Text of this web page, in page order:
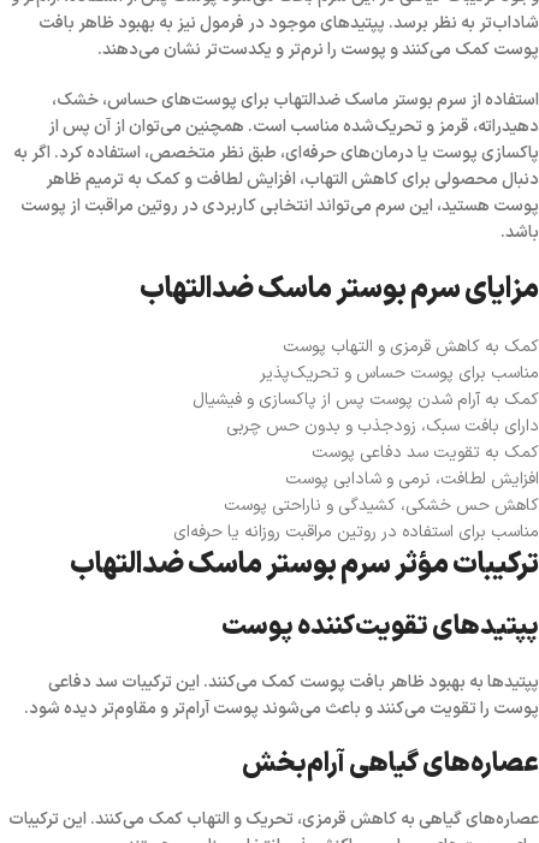
شاداب‌تر به نظر برسد. پپتیدهای موجود در فرمول نیز به بهبود ظاهر بافت
پوست کمک می‌کنند و پوست را نرم‌تر و یکدست‌تر نشان می‌دهند.
استفاده از سرم بوستر ماسک ضدالتهاب برای پوست‌های حساس، خشک،
دهیدراته، قرمز و تحریک‌شده مناسب است. همچنین می‌توان از آن پس از
پاکسازی پوست یا درمان‌های حرفه‌ای، طبق نظر متخصص، استفاده کرد. اگر به
دنبال محصولی برای کاهش التهاب، افزایش لطافت و کمک به ترمیم ظاهر
پوست هستید، این سرم می‌تواند انتخابی کاربردی در روتین مراقبت از پوست
باشد.
مزایای سرم بوستر ماسک ضدالتهاب
کمک به کاهش قرمزی و التهاب پوست
مناسب برای پوست حساس و تحریک‌پذیر
کمک به آرام شدن پوست پس از پاکسازی و فیشیال
دارای بافت سبک، زودجذب و بدون حس چربی
کمک به تقویت سد دفاعی پوست
افزایش لطافت، نرمی و شادابی پوست
کاهش حس خشکی، کشیدگی و ناراحتی پوست
مناسب برای استفاده در روتین مراقبت روزانه یا حرفه‌ای
ترکیبات مؤثر سرم بوستر ماسک ضدالتهاب
پپتیدهای تقویت‌کننده پوست
پپتیدها به بهبود ظاهر بافت پوست کمک می‌کنند. این ترکیبات سد دفاعی
پوست را تقویت می‌کنند و باعث می‌شوند پوست آرام‌تر و مقاوم‌تر دیده شود.
عصاره‌های گیاهی آرام‌بخش
عصاره‌های گیاهی به کاهش قرمزی، تحریک و التهاب کمک می‌کنند. این ترکیبات